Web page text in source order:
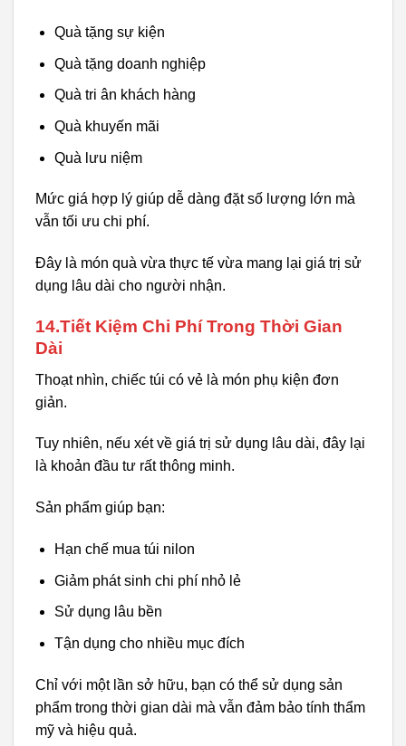
Quà tặng sự kiện
Quà tặng doanh nghiệp
Quà tri ân khách hàng
Quà khuyến mãi
Quà lưu niệm
Mức giá hợp lý giúp dễ dàng đặt số lượng lớn mà
vẫn tối ưu chi phí.
Đây là món quà vừa thực tế vừa mang lại giá trị sử
dụng lâu dài cho người nhận.
14.Tiết Kiệm Chi Phí Trong Thời Gian
Dài
Thoạt nhìn, chiếc túi có vẻ là món phụ kiện đơn
giản.
Tuy nhiên, nếu xét về giá trị sử dụng lâu dài, đây lại
là khoản đầu tư rất thông minh.
Sản phẩm giúp bạn:
Hạn chế mua túi nilon
Giảm phát sinh chi phí nhỏ lẻ
Sử dụng lâu bền
Tận dụng cho nhiều mục đích
Chỉ với một lần sở hữu, bạn có thể sử dụng sản
phẩm trong thời gian dài mà vẫn đảm bảo tính thẩm
mỹ và hiệu quả.